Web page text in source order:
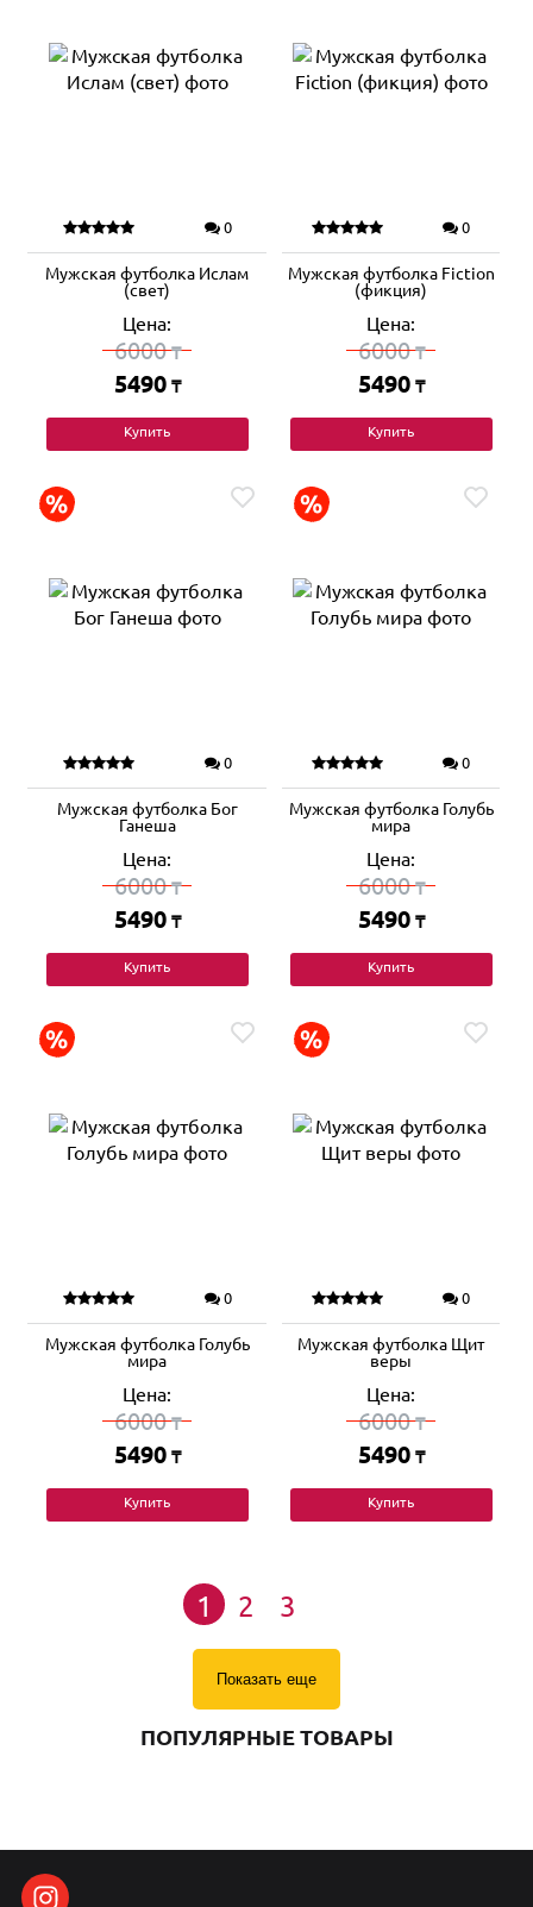
0
Мужская футболка Ислам
(свет)
Цена:
6000₸
5490 ₸
Купить
0
Мужская футболка Fiction
(фикция)
Цена:
6000₸
5490 ₸
Купить
0
Мужская футболка Бог
Ганеша
Цена:
6000₸
5490 ₸
Купить
0
Мужская футболка Голубь
мира
Цена:
6000₸
5490 ₸
Купить
0
Мужская футболка Голубь
мира
Цена:
6000₸
5490 ₸
Купить
0
Мужская футболка Щит
веры
Цена:
6000₸
5490 ₸
Купить
1 2 3
Показать еще
ПОПУЛЯРНЫЕ ТОВАРЫ